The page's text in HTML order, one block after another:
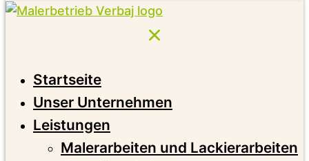
Startseite
Unser Unternehmen
Leistungen
Malerarbeiten und Lackierarbeiten